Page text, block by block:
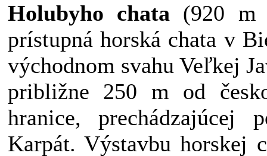
Holubyho chata (920 m
prístupná horská chata v
východnom svahu Veľkej
približne 250 m od
hranice, prechádzajúcej
Karpát. Výstavbu horskej